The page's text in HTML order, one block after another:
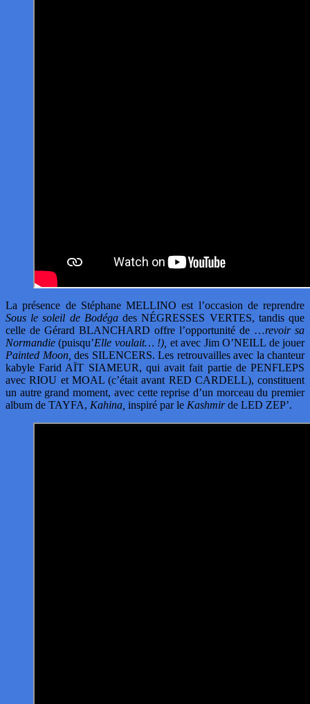
La présence de Stéphane MELLINO est l’occasion de reprendre
Sous le soleil de Bodégades NÉGRESSES VERTES, tandis que
celle de Gérard BLANCHARD offre l’opportunité de …revoir sa
Normandie(puisqu’Elle voulait… !), et avec Jim O’NEILL de jouer
Painted Moon, des SILENCERS. Les retrouvailles avec la chanteur
kabyle Farid AÏT SIAMEUR, qui avait fait partie de PENFLEPS
avec RIOU et MOAL (c’était avant RED CARDELL), constituent
un autre grand moment, avec cette reprise d’un morceau du premier
album de TAYFA, Kahina, inspiré par le Kashmirde LED ZEP’.